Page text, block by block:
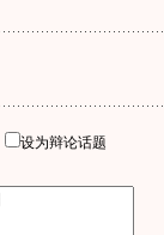
设为辩论话题